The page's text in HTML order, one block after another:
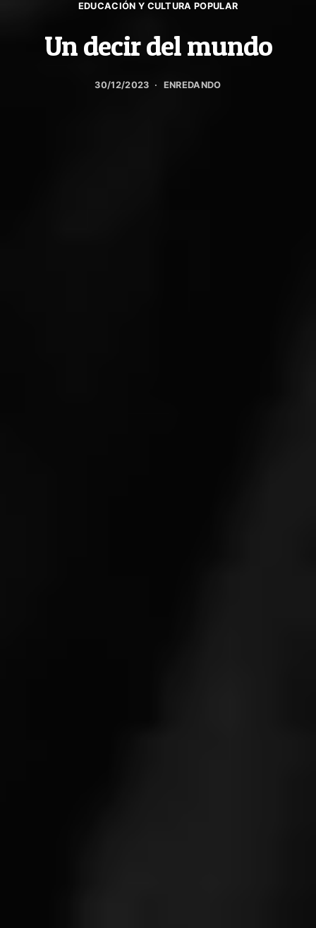
EDUCACIÓN Y CULTURA POPULAR
Un decir del mundo
30/12/2023 ENREDANDO